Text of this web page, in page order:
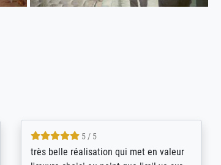
5 / 5
eine große Auswahl an Bildern und